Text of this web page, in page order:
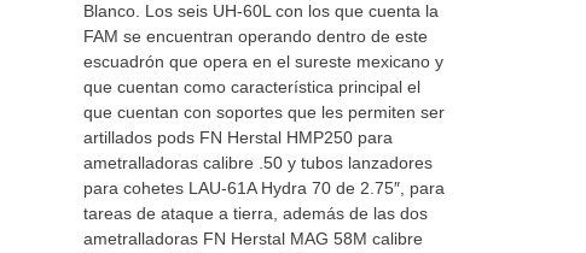
Blanco. Los seis UH-60L con los que cuenta la
FAM se encuentran operando dentro de este
escuadrón que opera en el sureste mexicano y
que cuentan como característica principal el
que cuentan con soportes que les permiten ser
artillados pods FN Herstal HMP250 para
ametralladoras calibre .50 y tubos lanzadores
para cohetes LAU-61A Hydra 70 de 2.75″, para
tareas de ataque a tierra, además de las dos
ametralladoras FN Herstal MAG 58M calibre